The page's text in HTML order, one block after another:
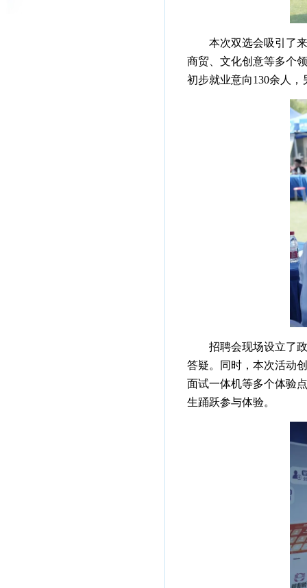
本次双选会吸引了
商贸、文化创意等多个
初步就业意向130余人
招聘会现场设立了
答疑。同时，本次活动
面试一体机等多个体验
生踊跃参与体验。